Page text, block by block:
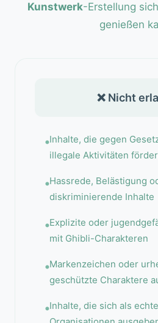
Kunstwerk-Erstellung
genießen
❌ Nicht
Inhalte, die gegen
illegale Aktivitäten
Hassrede, Belästigung
diskriminierende Inhalte
Explizite oder
mit Ghibli-Charakteren
Markenzeichen oder
geschützte Charaktere
Inhalte, die sich als